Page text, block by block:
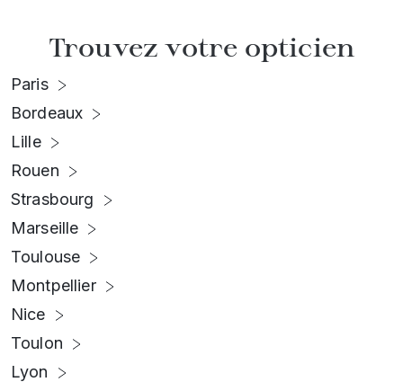
Trouvez votre opticien
Paris
Bordeaux
Lille
Rouen
Strasbourg
Marseille
Toulouse
Montpellier
Nice
Toulon
Lyon